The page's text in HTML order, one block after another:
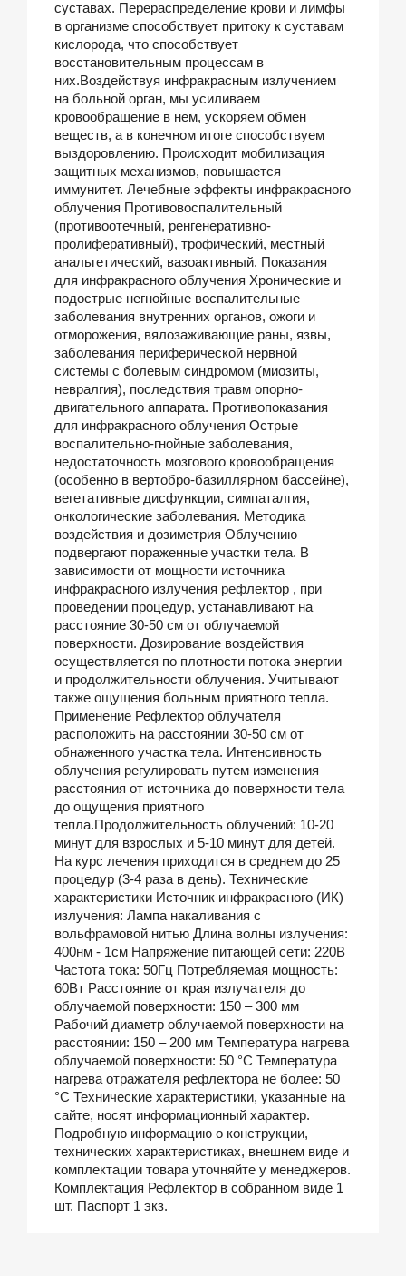
суставах. Перераспределение крови и лимфы
в организме способствует притоку к суставам
кислорода, что способствует
восстановительным процессам в
них.Воздействуя инфракрасным излучением
на больной орган, мы усиливаем
кровообращение в нем, ускоряем обмен
веществ, а в конечном итоге способствуем
выздоровлению. Происходит мобилизация
защитных механизмов, повышается
иммунитет. Лечебные эффекты инфракрасного
облучения Противовоспалительный
(противоотечный, ренгенеративно-
пролиферативный), трофический, местный
анальгетический, вазоактивный. Показания
для инфракрасного облучения Хронические и
подострые негнойные воспалительные
заболевания внутренних органов, ожоги и
отморожения, вялозаживающие раны, язвы,
заболевания периферической нервной
системы с болевым синдромом (миозиты,
невралгия), последствия травм опорно-
двигательного аппарата. Противопоказания
для инфракрасного облучения Острые
воспалительно-гнойные заболевания,
недостаточность мозгового кровообращения
(особенно в вертобро-базиллярном бассейне),
вегетативные дисфункции, симпаталгия,
онкологические заболевания. Методика
воздействия и дозиметрия Облучению
подвергают пораженные участки тела. В
зависимости от мощности источника
инфракрасного излучения рефлектор , при
проведении процедур, устанавливают на
расстояние 30-50 см от облучаемой
поверхности. Дозирование воздействия
осуществляется по плотности потока энергии
и продолжительности облучения. Учитывают
также ощущения больным приятного тепла.
Применение Рефлектор облучателя
расположить на расстоянии 30-50 см от
обнаженного участка тела. Интенсивность
облучения регулировать путем изменения
расстояния от источника до поверхности тела
до ощущения приятного
тепла.Продолжительность облучений: 10-20
минут для взрослых и 5-10 минут для детей.
На курс лечения приходится в среднем до 25
процедур (3-4 раза в день). Технические
характеристики Источник инфракрасного (ИК)
излучения: Лампа накаливания с
вольфрамовой нитью Длина волны излучения:
400нм - 1см Напряжение питающей сети: 220В
Частота тока: 50Гц Потребляемая мощность:
60Вт Расстояние от края излучателя до
облучаемой поверхности: 150 – 300 мм
Рабочий диаметр облучаемой поверхности на
расстоянии: 150 – 200 мм Температура нагрева
облучаемой поверхности: 50 °С Температура
нагрева отражателя рефлектора не более: 50
°С Технические характеристики, указанные на
сайте, носят информационный характер.
Подробную информацию о конструкции,
технических характеристиках, внешнем виде и
комплектации товара уточняйте у менеджеров.
Комплектация Рефлектор в собранном виде 1
шт. Паспорт 1 экз.